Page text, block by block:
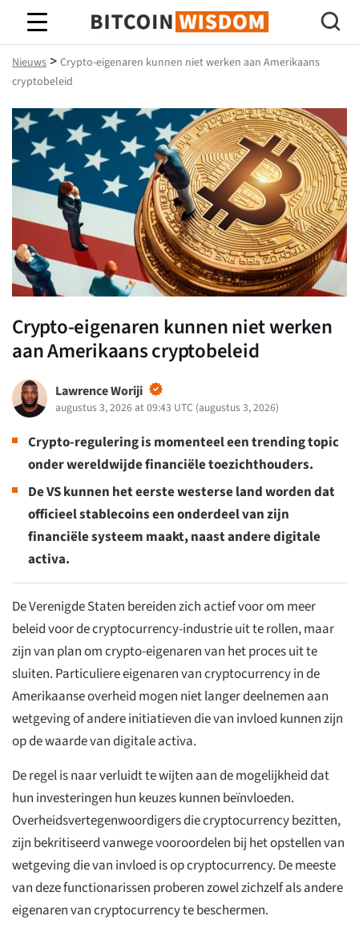
Bitcoin-wijsheid
Nieuws > Crypto-eigenaren kunnen niet werken aan Amerikaans
cryptobeleid
Crypto-eigenaren kunnen niet werken
aan Amerikaans cryptobeleid
Lawrence Woriji
augustus 3, 2026 at 09:43 UTC (augustus 3, 2026)
Crypto-regulering is momenteel een trending topic
onder wereldwijde financiële toezichthouders.
De VS kunnen het eerste westerse land worden dat
officieel stablecoins een onderdeel van zijn
financiële systeem maakt, naast andere digitale
activa.
De Verenigde Staten bereiden zich actief voor om meer
beleid voor de cryptocurrency-industrie uit te rollen, maar
zijn van plan om crypto-eigenaren van het proces uit te
sluiten. Particuliere eigenaren van cryptocurrency in de
Amerikaanse overheid mogen niet langer deelnemen aan
wetgeving of andere initiatieven die van invloed kunnen zijn
op de waarde van digitale activa.
De regel is naar verluidt te wijten aan de mogelijkheid dat
hun investeringen hun keuzes kunnen beïnvloeden.
Overheidsvertegenwoordigers die cryptocurrency bezitten,
zijn bekritiseerd vanwege vooroordelen bij het opstellen van
wetgeving die van invloed is op cryptocurrency. De meeste
van deze functionarissen proberen zowel zichzelf als andere
eigenaren van cryptocurrency te beschermen.